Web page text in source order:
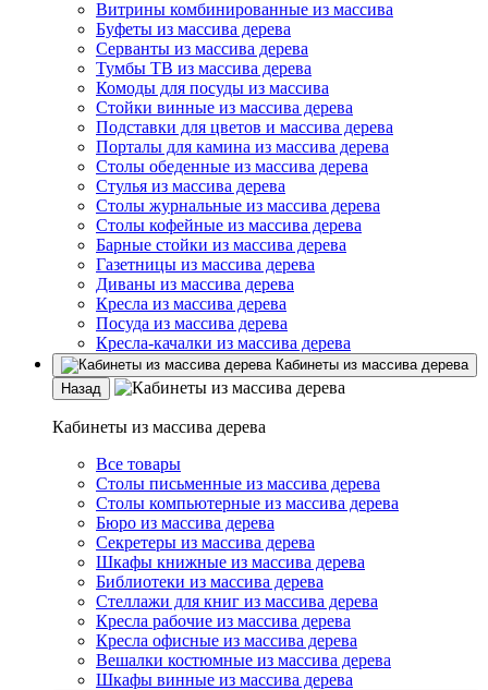
Витрины комбинированные из массива
Буфеты из массива дерева
Серванты из массива дерева
Тумбы ТВ из массива дерева
Комоды для посуды из массива
Стойки винные из массива дерева
Подставки для цветов и массива дерева
Порталы для камина из массива дерева
Столы обеденные из массива дерева
Стулья из массива дерева
Столы журнальные из массива дерева
Столы кофейные из массива дерева
Барные стойки из массива дерева
Газетницы из массива дерева
Диваны из массива дерева
Кресла из массива дерева
Посуда из массива дерева
Кресла-качалки из массива дерева
Кабинеты из массива дерева
Назад
Кабинеты из массива дерева
Все товары
Столы письменные из массива дерева
Столы компьютерные из массива дерева
Бюро из массива дерева
Секретеры из массива дерева
Шкафы книжные из массива дерева
Библиотеки из массива дерева
Стеллажи для книг из массива дерева
Кресла рабочие из массива дерева
Кресла офисные из массива дерева
Вешалки костюмные из массива дерева
Шкафы винные из массива дерева